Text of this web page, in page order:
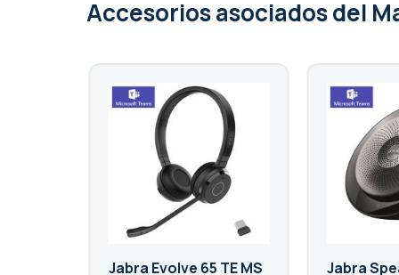
Accesorios asociadosdel
Jabra Evolve 65 TE MS Jabra